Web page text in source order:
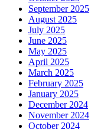
September 2025
August 2025
July 2025
June 2025
May 2025
April 2025
March 2025
February 2025
January 2025
December 2024
November 2024
October 2024